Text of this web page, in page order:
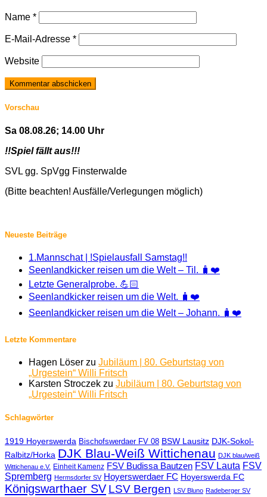
Name *
E-Mail-Adresse *
Website
Vorschau
Sa 08.08.26; 14.00 Uhr
!!Spiel fällt aus!!!
SVL gg. SpVgg Finsterwalde
(Bitte beachten! Ausfälle/Verlegungen möglich)
Neueste Beiträge
1.Mannschat | !Spielausfall Samstag!!
Seenlandkicker reisen um die Welt – Til. 🧳❤️
Letzte Generalprobe. 💪🏻
Seenlandkicker reisen um die Welt. 🧳❤️
Seenlandkicker reisen um die Welt – Johann. 🧳❤️
Letzte Kommentare
Hagen Löser zu Jubiläum | 80. Geburtstag von
„Urgestein“ Willi Fritsch
Karsten Stroczek zu Jubiläum | 80. Geburtstag von
„Urgestein“ Willi Fritsch
Schlagwörter
1919 Hoyerswerda Bischofswerdaer FV 08 BSW Lausitz DJK-Sokol-
Ralbitz/Horka DJK Blau-Weiß Wittichenau DJK blau/weiß
Wittichenau e.V. Einheit Kamenz FSV Budissa Bautzen FSV Lauta FSV
Spremberg Hermsdorfer SV Hoyerswerdaer FC Hoyerswerda FC
Königswarthaer SV LSV Bergen LSV Bluno Radeberger SV